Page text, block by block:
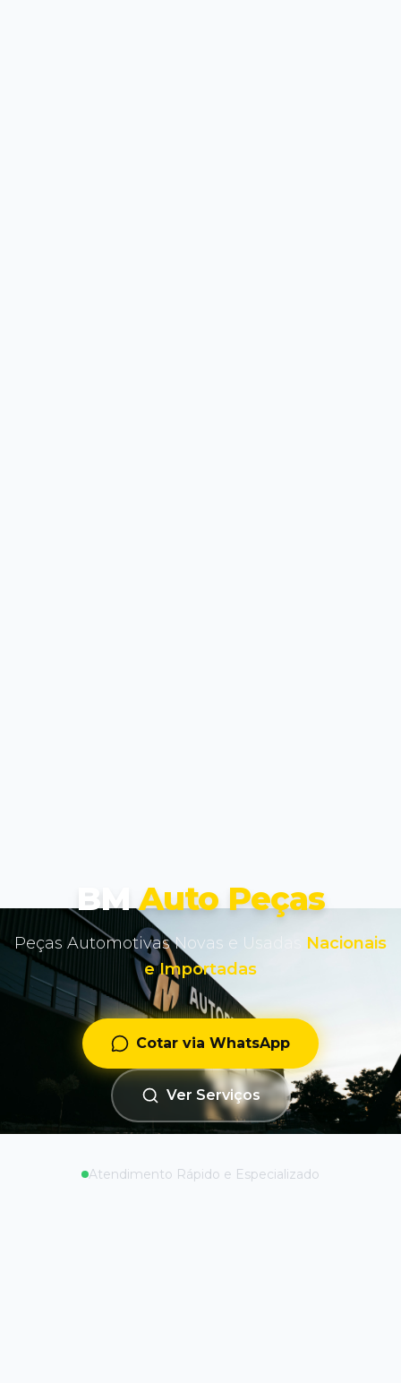
BM Auto Peças
Peças Automotivas Novas e Usadas Nacionais
e Importadas
Cotar via WhatsApp
Ver Serviços
Atendimento Rápido e Especializado